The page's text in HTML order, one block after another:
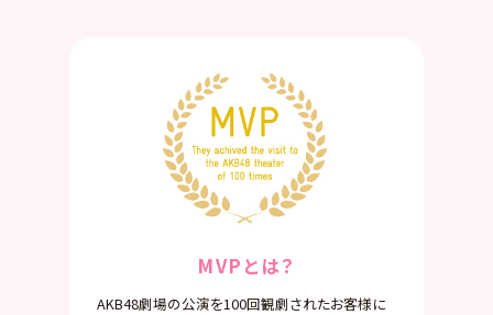
MVPとは？
AKB48劇場の公演を100回観劇されたお客様に